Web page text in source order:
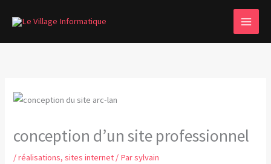
conception d’un site professionnel
/réalisations,sites internet / Parsylvain